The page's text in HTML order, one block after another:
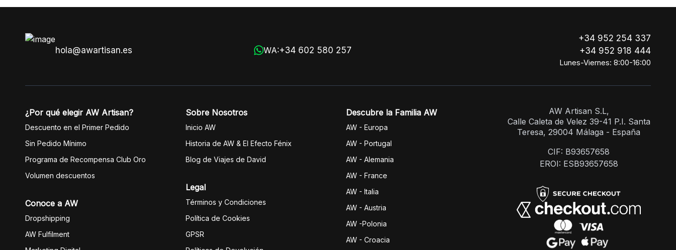
hola@awartisan.es WA:+34 602 580 257
+34 952 254 337
+34 952 918 444
Lunes-Viernes: 8:00-16:00
¿Por qué elegir AW Artisan?
Descuento en el Primer Pedido
Sin Pedido Mínimo
Programa de Recompensa Club Oro
Volumen descuentos
Conoce a AW
Dropshipping
AW Fulfilment
Sobre Nosotros
Inicio AW
Historia de AW & El Efecto Fénix
Blog de Viajes de David
Legal
Términos y Condiciones
Política de Cookies
GPSR
Descubre la Familia AW
AW - Europa
AW - Portugal
AW - Alemania
AW - France
AW - Italia
AW - Austria
AW -Polonia
AW - Croacia
AW Artisan S.L,
Calle Caleta de Velez 39-41 P.I. Santa
Teresa, 29004 Málaga - España
CIF: B93657658
EROI: ESB93657658